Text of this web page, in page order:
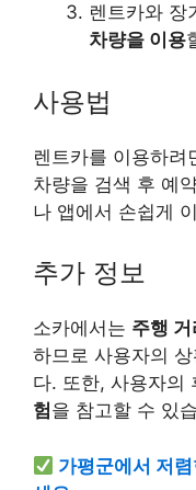
렌트카와 장
차량을 이용
사용법
렌트카를 이용하려
차량을 검색 후 예
나 앱에서 손쉽게
추가 정보
소카에서는 주행 거
하므로 사용자의
다. 또한, 사용자의
험을 참고할 수 있
가평군에서 저